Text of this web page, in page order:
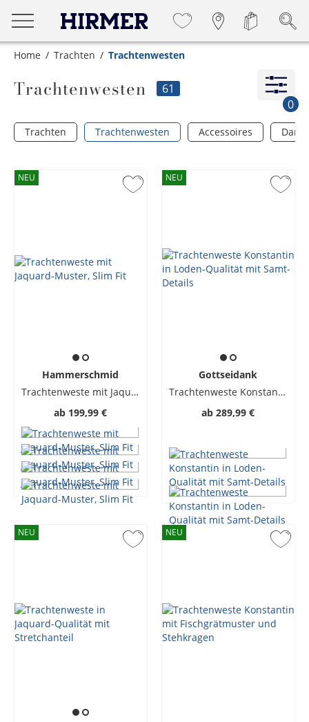
Home Trachten Trachtenwesten
Trachtenwesten
61
0
Trachten Trachtenwesten Accessoires
NEU
Hammerschmid
Trachtenweste mit Jaquard-Muster, Slim Fit
ab 199,99 €
NEU
Gottseidank
Trachtenweste Konstantin in Loden-Qualität mit Samt-Details
ab 289,99 €
NEU NEU